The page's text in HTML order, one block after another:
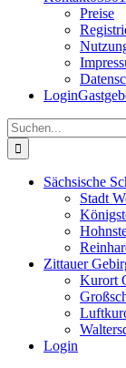
Preise
Login
Suche
nach:
Sächsische
Stadt
Zittauer
Kurort
Login